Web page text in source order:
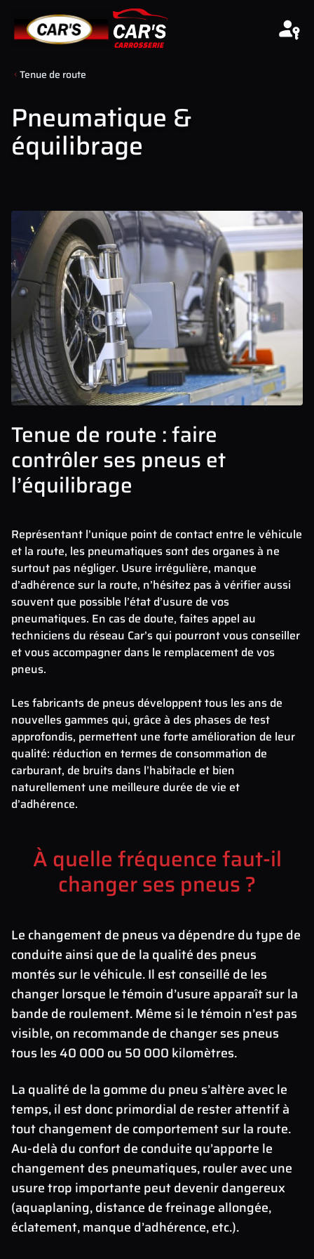
Tenue de route
Pneumatique &
équilibrage
Tenue de route : faire
contrôler ses pneus et
l’équilibrage
Représentant l’unique point de contact entre le véhicule
et la route, les pneumatiques sont des organes à ne
surtout pas négliger. Usure irrégulière, manque
d’adhérence sur la route, n’hésitez pas à vérifier aussi
souvent que possible l’état d’usure de vos
pneumatiques. En cas de doute, faites appel au
techniciens du réseau Car’s qui pourront vous conseiller
et vous accompagner dans le remplacement de vos
pneus.
Les fabricants de pneus développent tous les ans de
nouvelles gammes qui, grâce à des phases de test
approfondis, permettent une forte amélioration de leur
qualité: réduction en termes de consommation de
carburant, de bruits dans l’habitacle et bien
naturellement une meilleure durée de vie et
d’adhérence.
À quelle fréquence faut-il
changer ses pneus ?
Le changement de pneus va dépendre du type de
conduite ainsi que de la qualité des pneus
montés sur le véhicule. Il est conseillé de les
changer lorsque le témoin d’usure apparaît sur la
bande de roulement. Même si le témoin n’est pas
visible, on recommande de changer ses pneus
tous les 40 000 ou 50 000 kilomètres.
La qualité de la gomme du pneu s’altère avec le
temps, il est donc primordial de rester attentif à
tout changement de comportement sur la route.
Au-delà du confort de conduite qu’apporte le
changement des pneumatiques, rouler avec une
usure trop importante peut devenir dangereux
(aquaplaning, distance de freinage allongée,
éclatement, manque d’adhérence, etc.).